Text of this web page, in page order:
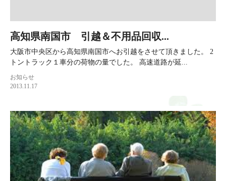
高知県南国市 引越＆不用品回収...
大阪市中央区から高知県南国市へお引越をさせて頂きました。 2
トントラック１車分の荷物の量でした。 高速道路が延...
お知らせ
2013.11.17